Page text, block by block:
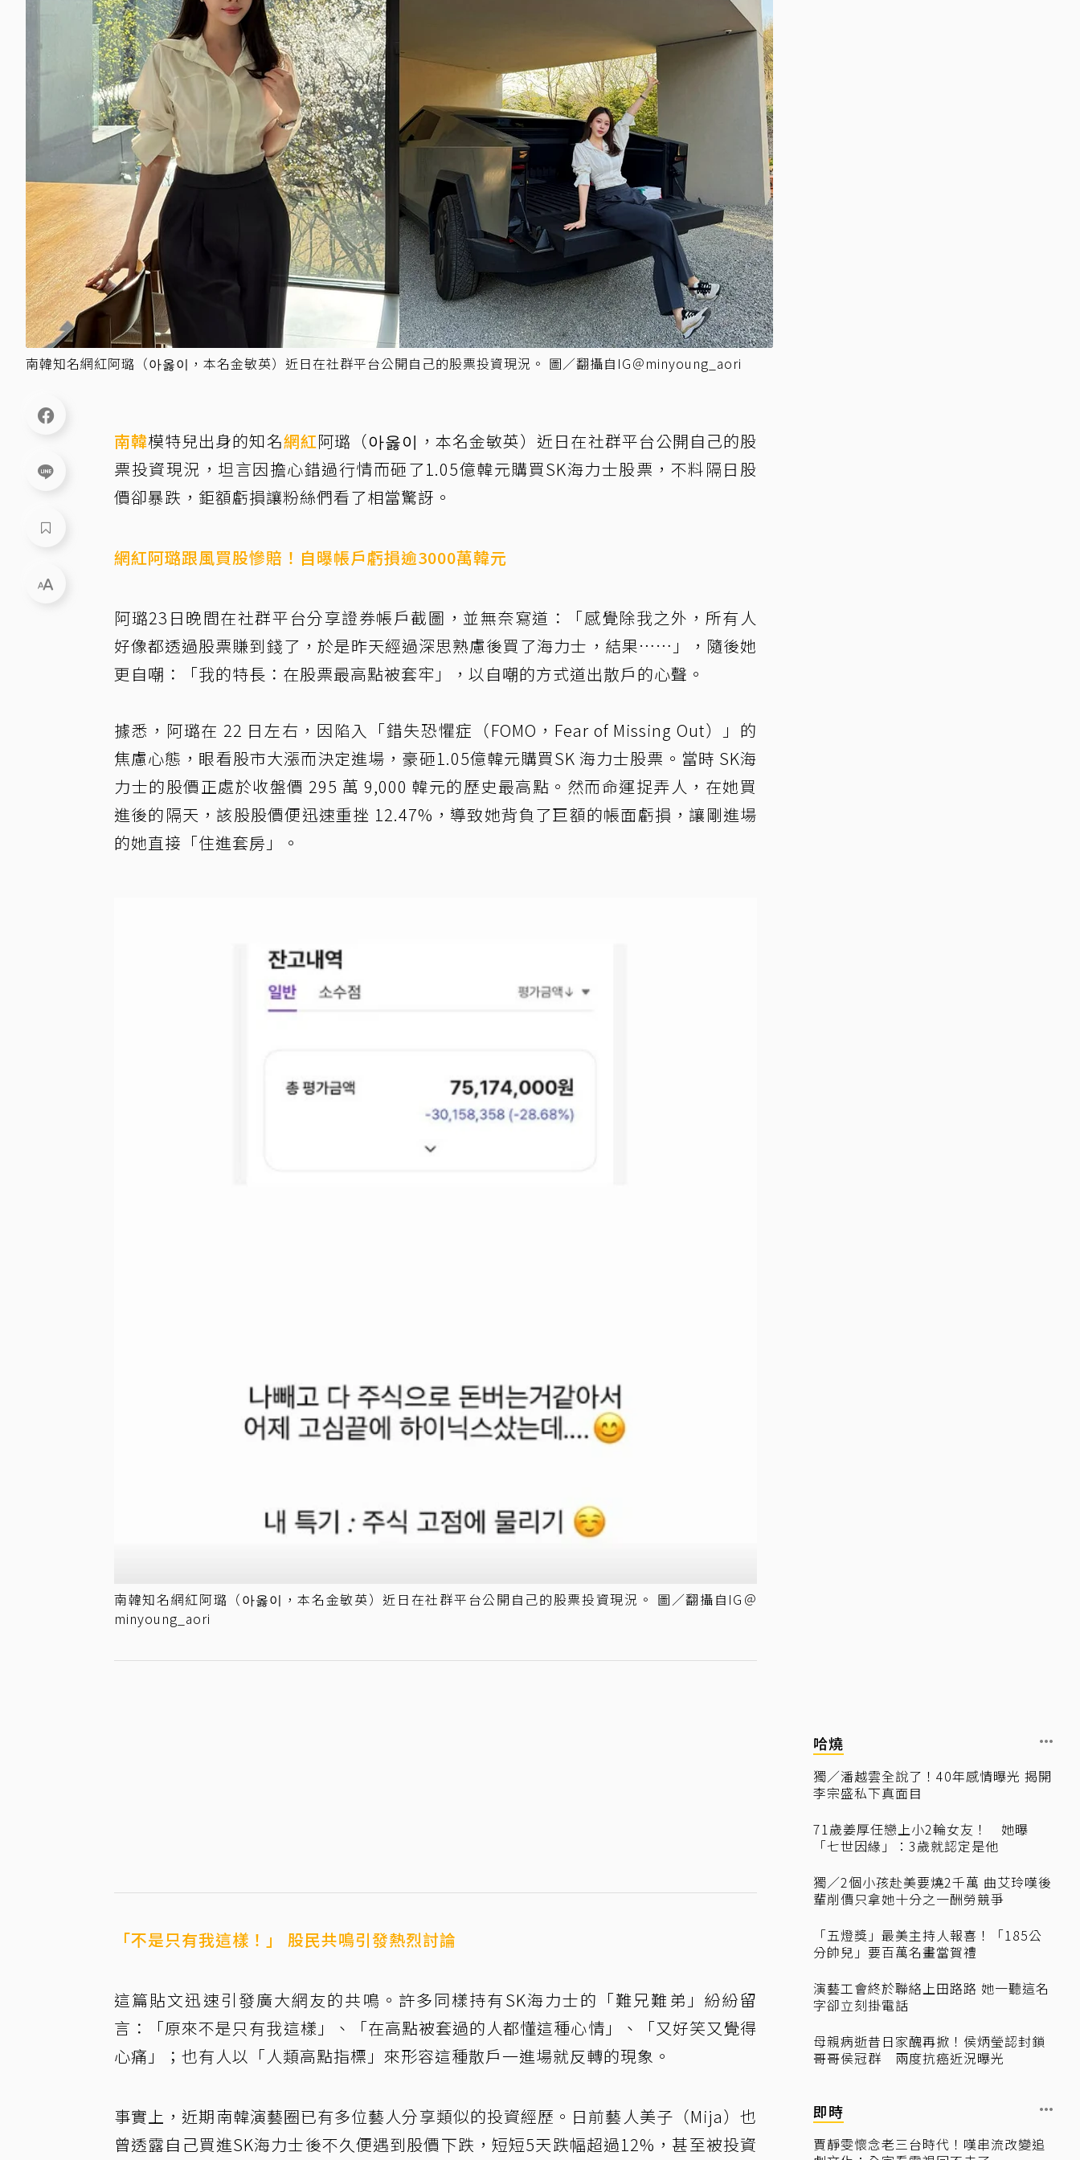
南韓知名網紅阿璐（아옳이，本名金敏英）近日在社群平台公開自己的股票投資現況。 圖／翻攝自IG＠minyoung_aori
南韓模特兒出身的知名網紅阿璐（아옳이，本名金敏英）近日在社群平台公開自己的股
票投資現況，坦言因擔心錯過行情而砸了1.05億韓元購買SK海力士股票，不料隔日股
價卻暴跌，鉅額虧損讓粉絲們看了相當驚訝。
網紅阿璐跟風買股慘賠！自曝帳戶虧損逾3000萬韓元
阿璐23日晚間在社群平台分享證券帳戶截圖，並無奈寫道：「感覺除我之外，所有人
好像都透過股票賺到錢了，於是昨天經過深思熟慮後買了海力士，結果……」，隨後她
更自嘲：「我的特長：在股票最高點被套牢」，以自嘲的方式道出散戶的心聲。
據悉，阿璐在 22 日左右，因陷入「錯失恐懼症（FOMO，Fear of Missing Out）」的
焦慮心態，眼看股市大漲而決定進場，豪砸1.05億韓元購買SK 海力士股票。當時 SK海
力士的股價正處於收盤價 295 萬 9,000 韓元的歷史最高點。然而命運捉弄人，在她買
進後的隔天，該股股價便迅速重挫 12.47%，導致她背負了巨額的帳面虧損，讓剛進場
的她直接「住進套房」。
南韓知名網紅阿璐（아옳이，本名金敏英）近日在社群平台公開自己的股票投資現況。 圖／翻攝自IG＠
minyoung_aori
「不是只有我這樣！」 股民共鳴引發熱烈討論
這篇貼文迅速引發廣大網友的共鳴。許多同樣持有SK海力士的「難兄難弟」紛紛留
言：「原來不是只有我這樣」、「在高點被套過的人都懂這種心情」、「又好笑又覺得
心痛」；也有人以「人類高點指標」來形容這種散戶一進場就反轉的現象。
事實上，近期南韓演藝圈已有多位藝人分享類似的投資經歷。日前藝人美子（Mija）也
曾透露自己買進SK海力士後不久便遇到股價下跌，短短5天跌幅超過12%，甚至被投資
哈燒
獨／潘越雲全說了！40年感情曝光 揭開
李宗盛私下真面目
71歲姜厚任戀上小2輪女友！ 她曝
「七世因緣」：3歲就認定是他
獨／2個小孩赴美要燒2千萬 曲艾玲嘆後
輩削價只拿她十分之一酬勞競爭
「五燈獎」最美主持人報喜！「185公
分帥兒」要百萬名畫當賀禮
演藝工會終於聯絡上田路路 她一聽這名
字卻立刻掛電話
母親病逝昔日家醜再掀！侯炳瑩認封鎖
哥哥侯冠群 兩度抗癌近況曝光
即時
賈靜雯懷念老三台時代！嘆串流改變追